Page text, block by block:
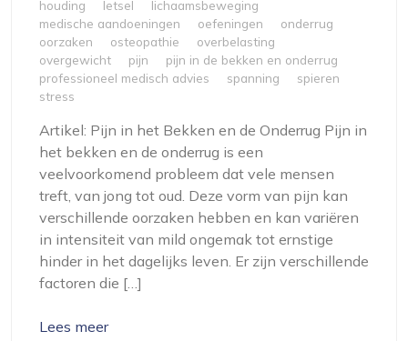
houding
letsel
lichaamsbeweging
medische aandoeningen
oefeningen
onderrug
oorzaken
osteopathie
overbelasting
overgewicht
pijn
pijn in de bekken en onderrug
professioneel medisch advies
spanning
spieren
stress
Artikel: Pijn in het Bekken en de Onderrug Pijn in
het bekken en de onderrug is een
veelvoorkomend probleem dat vele mensen
treft, van jong tot oud. Deze vorm van pijn kan
verschillende oorzaken hebben en kan variëren
in intensiteit van mild ongemak tot ernstige
hinder in het dagelijks leven. Er zijn verschillende
factoren die […]
Lees meer